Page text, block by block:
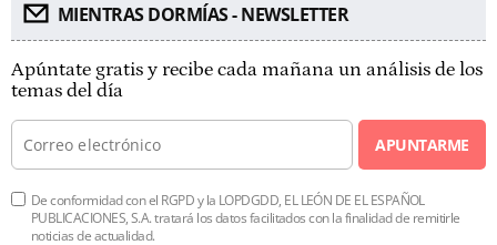
MIENTRAS DORMÍAS - NEWSLETTER
Apúntate gratis y recibe cada mañana un análisis de los
temas del día
APUNTARME
De conformidad con el RGPD y la LOPDGDD, EL LEÓN DE EL ESPAÑOL
PUBLICACIONES, S.A. tratará los datos facilitados con la finalidad de remitirle
noticias de actualidad.